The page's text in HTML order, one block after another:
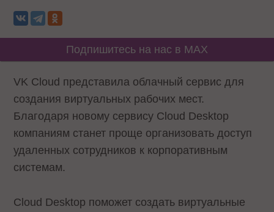
Подпишитесь на нас в MAX
VK Cloud представила облачный сервис для
создания виртуальных рабочих мест.
Благодаря новому сервису Cloud Desktop
компаниям станет проще организовать доступ
удаленных сотрудников к корпоративным
системам.
Cloud Desktop поможет создать виртуальные